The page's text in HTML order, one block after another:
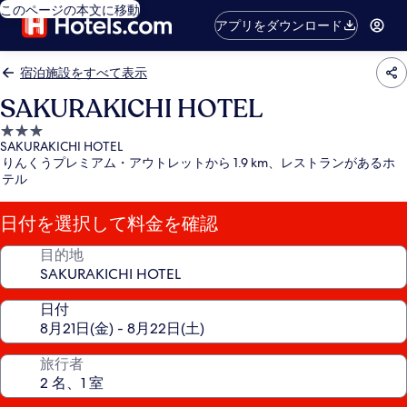
このページの本文に移動
アプリをダウンロード
宿泊施設をすべて表示
SAKURAKICHI HOTEL
3.0
つ
星
宿
泊
施
設
SAKURAKICHI HOTEL
りんくうプレミアム・アウトレットから 1.9 km、レストランがあるホ
テル
日付を選択して料金を確認
目的地
日付
旅行者